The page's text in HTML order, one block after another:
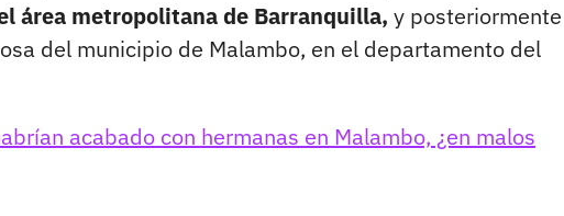
área metropolitana de Barranquilla, y posteriormente
del municipio de Malambo, en el departamento del
acabado con hermanas en Malambo, ¿en malos